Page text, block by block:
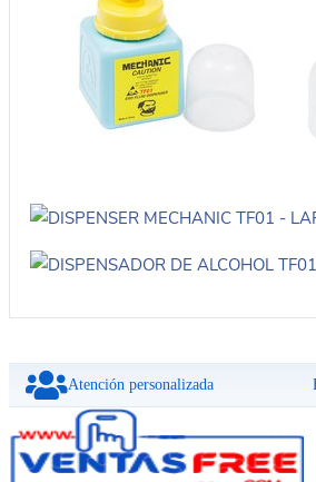
Atención personalizada